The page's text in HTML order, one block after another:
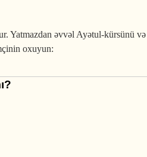
Yatmazdan əvvəl Ayətul-kürsünü
oxuyun: